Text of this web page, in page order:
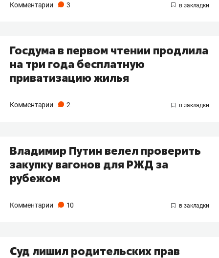
Комментарии 3
Госдума в первом чтении продлила
на три года бесплатную
приватизацию жилья
Комментарии 2
Владимир Путин велел проверить
закупку вагонов для РЖД за
рубежом
Комментарии 10
Суд лишил родительских прав